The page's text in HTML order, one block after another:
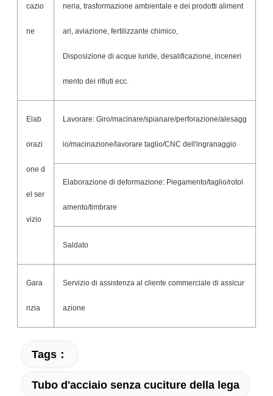
cazio
ne
neria, trasformazione ambientale e dei prodotti aliment
ari, aviazione, fertilizzante chimico,
Disposizione di acque luride, desalificazione, inceneri
mento dei rifiuti ecc.
Elab
orazi
one d
el ser
vizio
Lavorare: Giro/macinare/spianare/perforazione/alesagg
io/macinazione/lavorare taglio/CNC dell'ingranaggio
Elaborazione di deformazione: Piegamento/taglio/rotol
amento/timbrare
Saldato
Gara
nzia
Servizio di assistenza al cliente commerciale di assicur
azione
Tags：
Tubo d'acciaio senza cuciture della lega